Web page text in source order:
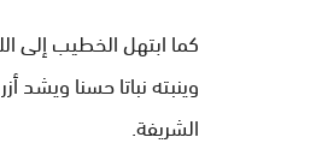
كما ابتهل الخطيب إلى
وينبته نباتا حسنا
الشريفة.